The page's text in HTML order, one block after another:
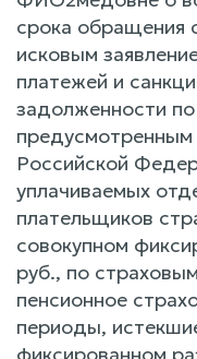
срока обращения
исковым
платежей и
задолженности
предусмотренным
Российской
уплачиваемых
плательщиков
совокупном
руб., по
пенсионное
периоды,
фиксированном